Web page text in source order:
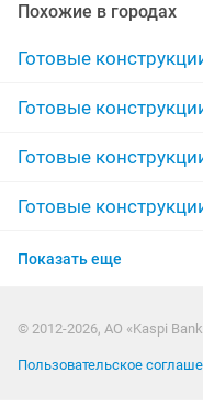
изготовление
индивидуальный
строительство бань
изготовление и монтаж
установка на ворота
Похожие в городах
Готовые
Готовые
Готовые
Готовые
Готовые
Готовые
Показать еще
© 2012-2026, АО «Kaspi
Пользовательское